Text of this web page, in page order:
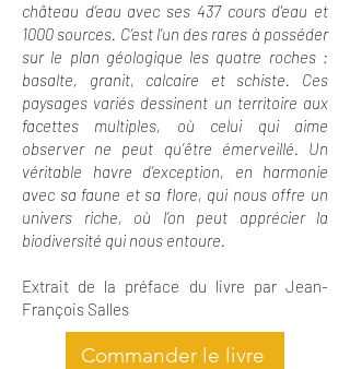
château d’eau avec ses 437 cours d'eau et
1000 sources. C’est l’un des rares à posséder
sur le plan géologique les quatre roches :
basalte, granit, calcaire et schiste. Ces
paysages variés dessinent un territoire aux
facettes multiples, où celui qui aime
observer ne peut qu’être émerveillé. Un
véritable havre d’exception, en harmonie
avec sa faune et sa flore, qui nous offre un
univers riche, où l’on peut apprécier la
biodiversité qui nous entoure.
Extrait de la préface du livre par Jean-
François Salles
Commander le livre